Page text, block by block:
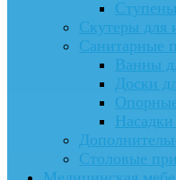
Скутеры для
Санитарные
Ванны
Доски
Столовые